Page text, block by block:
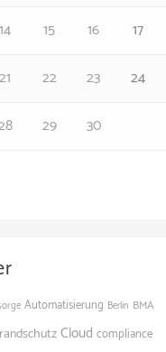
14 15 16 17
21 22 23 24
29 30
Automatisierung Berlin BMA
Cloud compliance